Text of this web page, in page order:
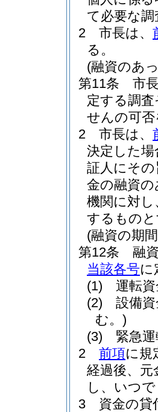
て必要な
2
市長は、
る。
(融資のあ
第11条
市
定する調
せんの可
2
市長は、
決定した
証人にそ
金の融資
機関に対
するもの
(融資の期
第12条
融
当該各号に
(1)
運転
(2)
設備
む。)
(3)
緊急
2
前項に規
経過後、
し、いつ
3
資金の貸